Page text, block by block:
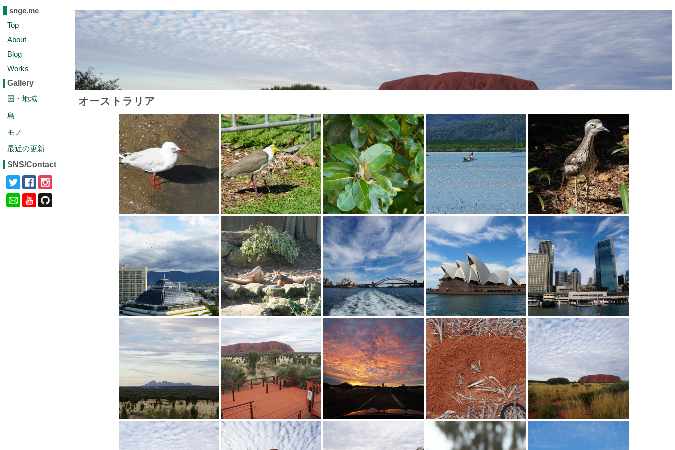
snge.me
Top
About
Blog
Works
Gallery
国・地域
島
モノ
最近の更新
SNS/Contact
オーストラリア